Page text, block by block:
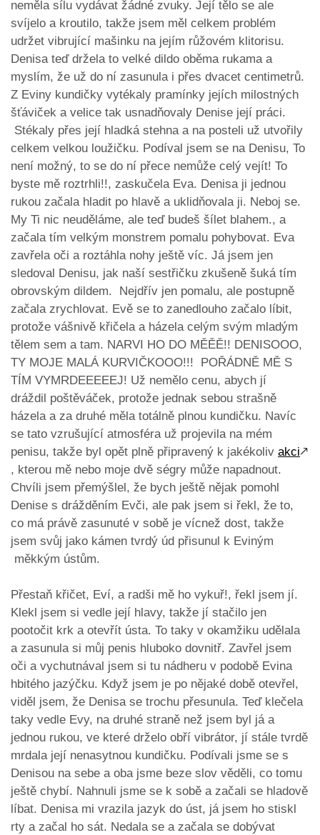
neměla sílu vydávat žádné zvuky. Její tělo se ale
svíjelo a kroutilo, takže jsem měl celkem problém
udržet vibrující mašinku na jejím růžovém klitorisu.
Denisa teď držela to velké dildo oběma rukama a
myslím, že už do ní zasunula i přes dvacet centimetrů.
Z Eviny kundičky vytékaly pramínky jejích milostných
šťáviček a velice tak usnadňovaly Denise její práci.
Stékaly přes její hladká stehna a na posteli už utvořily
celkem velkou loužičku. Podíval jsem se na Denisu, To
není možný, to se do ní přece nemůže celý vejít! To
byste mě roztrhli!!, zaskučela Eva. Denisa ji jednou
rukou začala hladit po hlavě a uklidňovala ji. Neboj se.
My Ti nic neuděláme, ale teď budeš šílet blahem., a
začala tím velkým monstrem pomalu pohybovat. Eva
zavřela oči a roztáhla nohy ještě víc. Já jsem jen
sledoval Denisu, jak naší sestřičku zkušeně šuká tím
obrovským dildem. Nejdřív jen pomalu, ale postupně
začala zrychlovat. Evě se to zanedlouho začalo líbit,
protože vášnivě křičela a házela celým svým mladým
tělem sem a tam. NARVI HO DO MĚĚĚ!! DENISOOO,
TY MOJE MALÁ KURVIČKOOO!!! POŘÁDNĚ MĚ S
TÍM VYMRDEEEEEJ! Už nemělo cenu, abych jí
dráždil poštěváček, protože jednak sebou strašně
házela a za druhé měla totálně plnou kundičku. Navíc
se tato vzrušující atmosféra už projevila na mém
penisu, takže byl opět plně připravený k jakékoliv akci🡕
, kterou mě nebo moje dvě ségry může napadnout.
Chvíli jsem přemýšlel, že bych ještě nějak pomohl
Denise s drážděním Evči, ale pak jsem si řekl, že to,
co má právě zasunuté v sobě je vícnež dost, takže
jsem svůj jako kámen tvrdý úd přisunul k Eviným
měkkým ústům.
Přestaň křičet, Eví, a radši mě ho vykuř!, řekl jsem jí.
Klekl jsem si vedle její hlavy, takže jí stačilo jen
pootočit krk a otevřít ústa. To taky v okamžiku udělala
a zasunula si můj penis hluboko dovnitř. Zavřel jsem
oči a vychutnával jsem si tu nádheru v podobě Evina
hbitého jazýčku. Když jsem je po nějaké době otevřel,
viděl jsem, že Denisa se trochu přesunula. Teď klečela
taky vedle Evy, na druhé straně než jsem byl já a
jednou rukou, ve které drželo obří vibrátor, jí stále tvrdě
mrdala její nenasytnou kundičku. Podívali jsme se s
Denisou na sebe a oba jsme beze slov věděli, co tomu
ještě chybí. Nahnuli jsme se k sobě a začali se hladově
líbat. Denisa mi vrazila jazyk do úst, já jsem ho stiskl
rty a začal ho sát. Nedala se a začala se dobývat